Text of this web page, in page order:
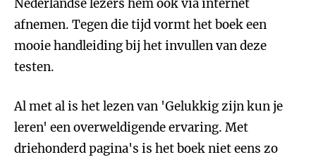
Nederlandse lezers hem ook via internet
afnemen. Tegen die tijd vormt het boek een
mooie handleiding bij het invullen van deze
testen.
Al met al is het lezen van 'Gelukkig zijn kun je
leren' een overweldigende ervaring. Met
driehonderd pagina's is het boek niet eens zo